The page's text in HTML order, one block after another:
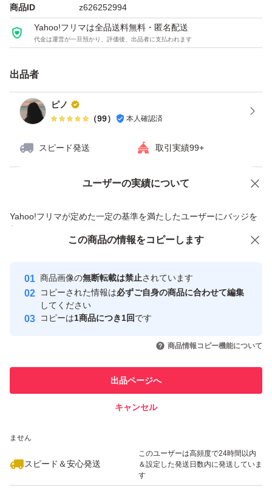
商品ID z626252994
Yahoo!フリマは全品送料無料・匿名配送
代金は運営が一旦預かり、評価後、出品者に支払われます
出品者
ピノ
（99） 本人確認済
スピード発送 取引実績99+
ユーザーの実績について
Yahoo!フリマが定めた一定の基準を満たしたユーザーにバッジを
付与しています
安心取引出品者
心・安全なユーザーです
取引実績
引を完了させた実績があります
での取引実績があります
ません
スピード＆安心発送
このユーザーは高頻度で24時間以内
＆設定した発送日数内に発送していま
す
価格の相談 商品への質問
この商品の情報をコピーします
商品画像の無断転載は禁止されています
コピーされた情報は必ずご自身の商品に合わせて編集
してください
コピーは1商品につき1回です
商品情報コピー機能について
出品ページへ
キャンセル
この商品をみている人にオススメ